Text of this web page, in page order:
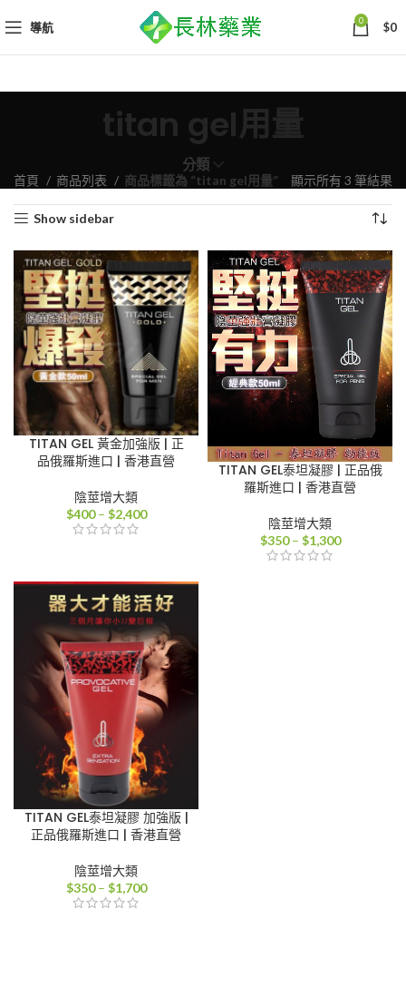
導航 0 $0
titan gel用量
分類
首頁 商品列表 商品標籤為 “titan gel用量” 顯示所有 3 筆結果
排
序
Show sidebar
TITAN GEL 黃金加強版 | 正
品俄羅斯進口 | 香港直營
陰莖增大類
$400 – $2,400價
$400
到
$2,400
TITAN GEL泰坦凝膠 | 正品俄
羅斯進口 | 香港直營
陰莖增大類
$350 – $1,300價
TITAN GEL泰坦凝膠 加強版 |
正品俄羅斯進口 | 香港直營
陰莖增大類
$350 – $1,700價